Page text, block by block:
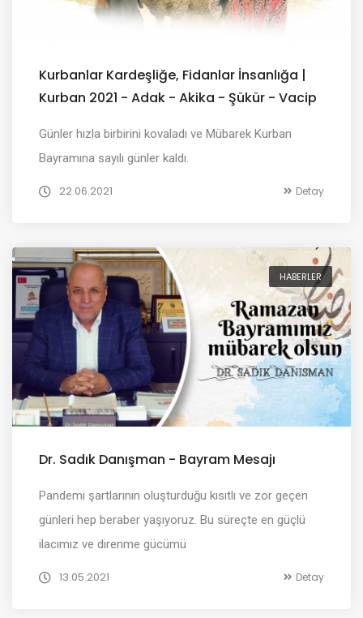
Kurbanlar Kardeşliğe, Fidanlar İnsanlığa |
Kurban 2021 - Adak - Akika - Şükür - Vacip
Günler hızla birbirini kovaladı ve Mübarek Kurban
Bayramına sayılı günler kaldı.
22.06.2021 Detay
HABERLER
Dr. Sadık Danışman - Bayram Mesajı
Pandemi şartlarının oluşturduğu kısıtlı ve zor geçen
günleri hep beraber yaşıyoruz. Bu süreçte en güçlü
ilacımız ve direnme gücümü
13.05.2021 Detay